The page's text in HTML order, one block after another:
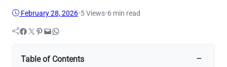
February 28, 2026•5Views•6 min read
Facebook Twitter Pinterest Mail WhatsApp
Table of Contents −